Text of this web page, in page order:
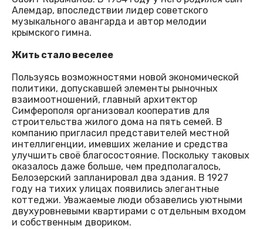
Алемдар, впоследствии лидер советского
музыкального авангарда и автор мелодии
крымского гимна.
Жить стало веселее
Пользуясь возможностями новой экономической
политики, допускавшей элементы рыночных
взаимоотношений, главный архитектор
Симферополя организовал кооператив для
строительства жилого дома на пять семей. В
компанию пригласил представителей местной
интеллигенции, имевших желание и средства
улучшить своё благосостояние. Поскольку таковых
оказалось даже больше, чем предполагалось,
Белозерский запланировал два здания. В 1927
году на тихих улицах появились элегантные
коттеджи. Уважаемые люди обзавелись уютными
двухуровневыми квартирами с отдельным входом
и собственным двориком.